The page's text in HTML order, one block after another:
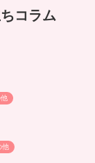
コラム
他